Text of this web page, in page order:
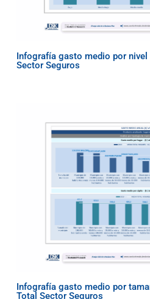
Infografía gasto medio por
Sector Seguros
Infografía gasto medio por
Total Sector Seguros